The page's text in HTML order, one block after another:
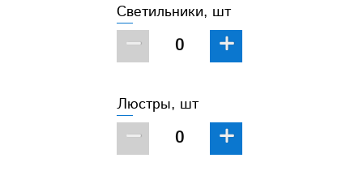
Светильники, шт
− +
Люстры, шт
− +